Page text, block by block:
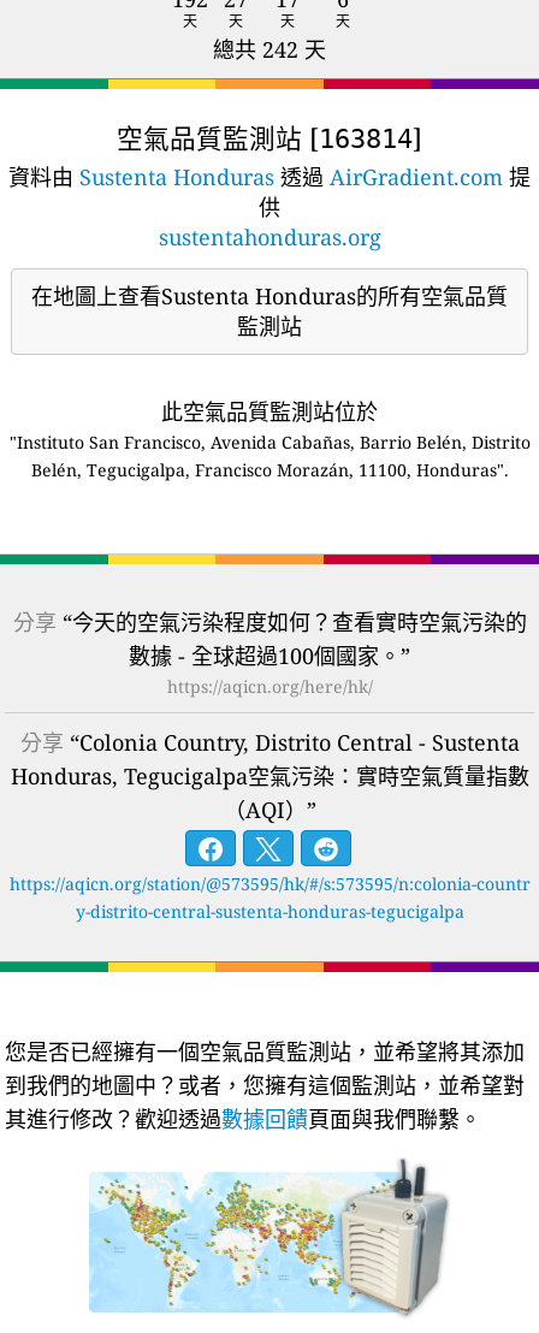
天 天 天 天
總共 242 天
空氣品質監測站 [163814]
資料由 Sustenta Honduras 透過 AirGradient.com 提
供
sustentahonduras.org
在地圖上查看Sustenta Honduras的所有空氣品質
監測站
此空氣品質監測站位於
"Instituto San Francisco, Avenida Cabañas, Barrio Belén, Distrito
Belén, Tegucigalpa, Francisco Morazán, 11100, Honduras".
分享 “今天的空氣污染程度如何？查看實時空氣污染的
數據 - 全球超過100個國家。”
https://aqicn.org/here/hk/
分享 “Colonia Country, Distrito Central - Sustenta
Honduras, Tegucigalpa空氣污染：實時空氣質量指數
（AQI）”
https://aqicn.org/station/@573595/hk/#/s:573595/n:colonia-countr
y-distrito-central-sustenta-honduras-tegucigalpa
您是否已經擁有一個空氣品質監測站，並希望將其添加
到我們的地圖中？或者，您擁有這個監測站，並希望對
其進行修改？歡迎透過數據回饋頁面與我們聯繫。